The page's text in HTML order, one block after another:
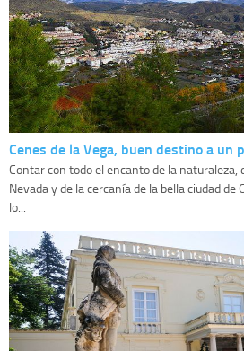
Cenes de la Vega, buen destino a un
Contar con todo el encanto de la naturaleza,
Nevada y de la cercanía de la bella ciudad
lo...